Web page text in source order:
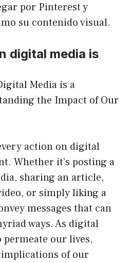
por Pinterest y
su contenido visual.
digital media is
Media is a
the Impact of Our
action on digital
Whether it’s posting a
sharing an article,
or simply liking a
messages that can
ways. As digital
our lives,
of our